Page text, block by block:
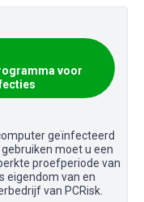
voor
geïnfecteerd
moet u een
proefperiode van
eigendom van en
van PCRisk.